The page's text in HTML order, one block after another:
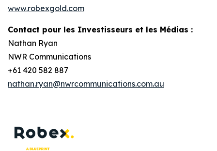
www.robexgold.com
Contact pour les Investisseurs et les Médias :
Nathan Ryan
NWR Communications
+61 420 582 887
nathan.ryan@nwrcommunications.com.au